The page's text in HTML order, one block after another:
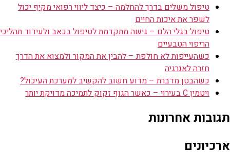
טיפול משלים בדרך להחלמה – כיצד ליווי רפואי מקיף יכול
לשפר את איכות החיים
טיפול בגלי הלם – גישה מתקדמת לטיפול בכאב ולעידוד תהליכי
הריפוי הטבעיים
כשהעייפות לא חולפת – להבין את המקור ולמצוא את הדרך
חזרה לאנרגיה
כשהבטן מדברת – מדוע חשוב להקשיב למערכת העיכול?
ויטמין C בעירוי – כאשר הגוף זקוק לתמיכה מדויקת יותר
תגובות אחרונות
ארכיונים